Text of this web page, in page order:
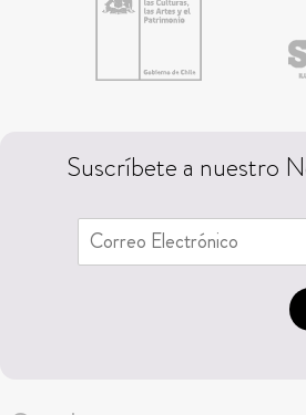
Suscríbete a nuestro